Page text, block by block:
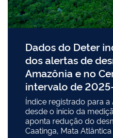
Dados do Deter
dos alertas de
Amazônia e no
intervalo de
Índice registrado para
desde o início da
aponta redução do
Caatinga, Mata